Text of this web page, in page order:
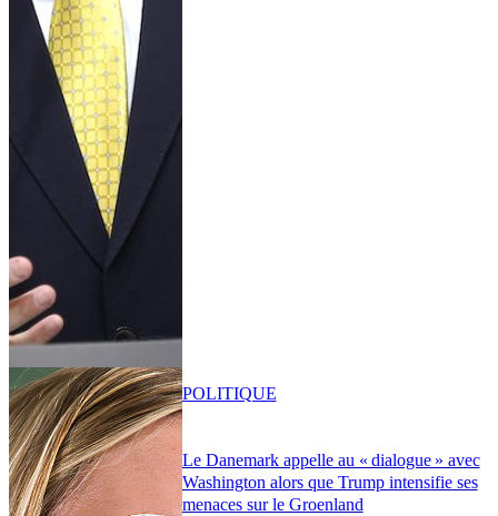
Le Danemark appelle au « dialogue » avec
Washington alors que Trump intensifie ses
menaces sur le Groenland
POLITIQUE